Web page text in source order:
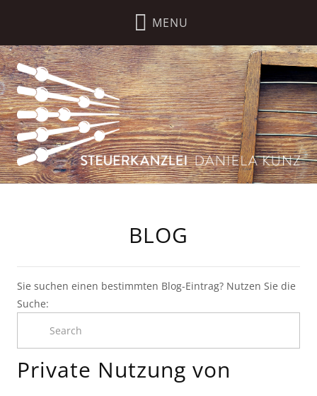
BLOG
Sie suchen einen bestimmten Blog-Eintrag? Nutzen Sie die
Suche:
Private Nutzung von